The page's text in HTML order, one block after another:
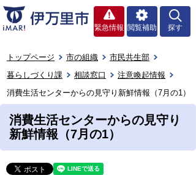
緊急情報 閲覧補助 探す
トップページ 市の組織
市民共生部
暮らしづくり課
相談窓口
注意喚起情報
消費生活センターからの見守り新鮮情報（7月の1）
消費生活センターからの見守り
新鮮情報（7月の1）